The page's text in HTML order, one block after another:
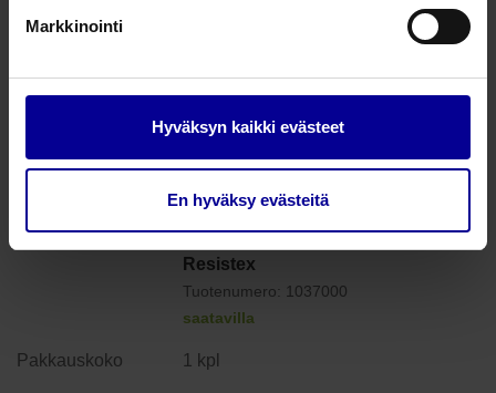
Markkinointi
Hyväksyn kaikki evästeet
En hyväksy evästeitä
35,42€
Resistex PEP-terapialaite -
Resistex
Tuotenumero: 1037000
saatavilla
1 kpl